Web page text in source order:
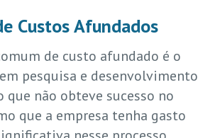
Custos Afundados
de custo afundado é o
pesquisa e desenvolvimento
que não obteve sucesso no
que a empresa tenha gasto